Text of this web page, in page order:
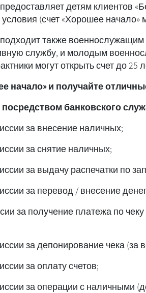
детям клиентов
(счет «Хорошее начало»
также
службу, и молодым
могут открыть счет до 25
начало» и получайте
банковского
;Освобождение от комиссии за внесение наличных
;Освобождение от комиссии за снятие наличных
за получение платежа по
;Освобождение от комиссии за оплату счетов